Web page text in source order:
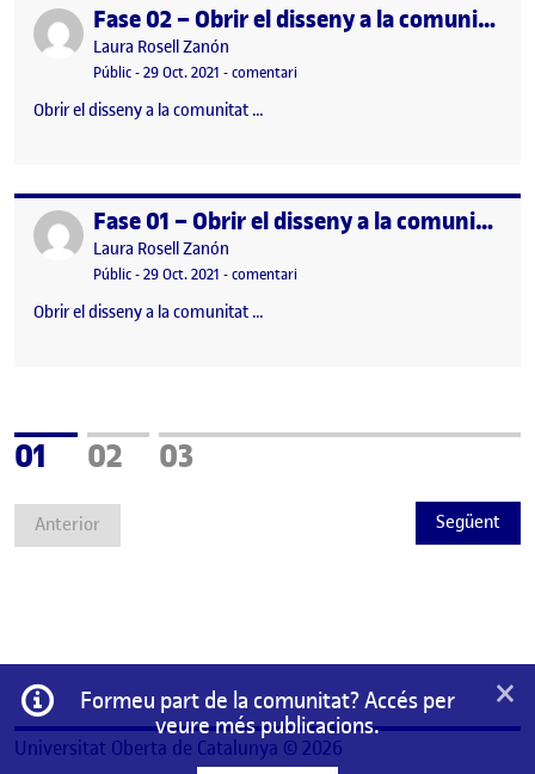
Publicat per Fase 02 – Obrir el disseny a la comunitat: Compondre el kit de camp
Publicat per
Laura Rosell Zanón
Visibilitat:
Públic-Data de publicació
29 Oct. 2021 -comentariel Fase 02 – Obrir el disseny a la
Obrir el disseny a la comunitat …
Publicat per Fase 01 – Obrir el disseny a la comunitat: definició de la comunitat
Publicat per
Laura Rosell Zanón
Visibilitat:
Públic-Data de publicació
29 Oct. 2021 -comentariel Fase 01 – Obrir el disseny a la
Obrir el disseny a la comunitat …
Anterior
Pàgina
01 Pàgina
02 Pàgina
03
Següent
Informació
Formeu part de la comunitat? Accés per
veure més publicacions.
×
Universitat Oberta de Catalunya © 2026